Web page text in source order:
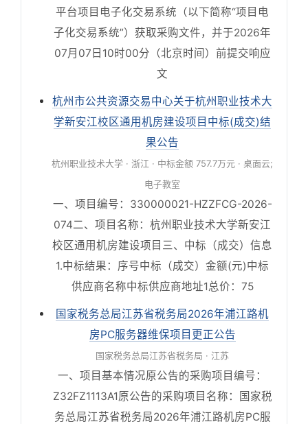
平台项目电子化交易系统（以下简称“项目电
子化交易系统”）获取采购文件，并于2026年
07月07日10时00分（北京时间）前提交响应
文
杭州市公共资源交易中心关于杭州职业技术大
学新安江校区通用机房建设项目中标(成交)结
果公告
杭州职业技术大学 · 浙江 · 中标金额 757.7万元 · 桌面云;
电子教室
一、项目编号：330000021-HZZFCG-2026-
074二、项目名称：杭州职业技术大学新安江
校区通用机房建设项目三、中标（成交）信息
1.中标结果：序号中标（成交）金额(元)中标
供应商名称中标供应商地址1总价：75
国家税务总局江苏省税务局2026年浦江路机
房PC服务器维保项目更正公告
国家税务总局江苏省税务局 · 江苏
一、项目基本情况原公告的采购项目编号：
Z32FZ1113A1原公告的采购项目名称：国家税
务总局江苏省税务局2026年浦江路机房PC服